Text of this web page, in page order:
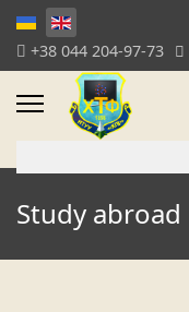
+38 044 204-97-73
Study abroad